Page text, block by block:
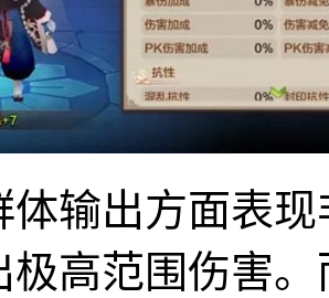
体输出方面表
极高范围伤害